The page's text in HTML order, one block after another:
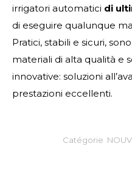
irrigatori automatici di
di eseguire qualunque
Pratici, stabili e sicuri,
materiali di alta qualità e
innovative: soluzioni
prestazioni eccellenti.
Catégorie